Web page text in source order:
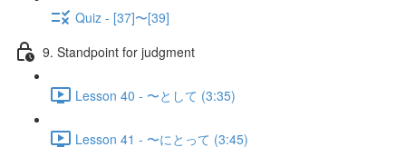
Quiz - [37]〜[39]
9. Standpoint for judgment
Lesson 40 - 〜として (3:35)
Lesson 41 - 〜にとって (3:45)